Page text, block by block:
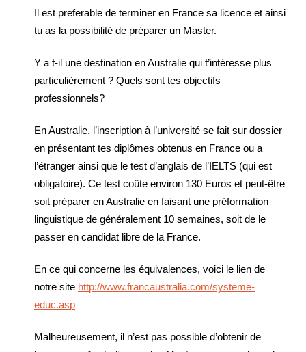
Il est preferable de terminer en France sa licence et ainsi
tu as la possibilité de préparer un Master.
Y a t-il une destination en Australie qui t’intéresse plus
particulièrement ? Quels sont tes objectifs
professionnels?
En Australie, l’inscription à l’université se fait sur dossier
en présentant tes diplômes obtenus en France ou a
l’étranger ainsi que le test d’anglais de l’IELTS (qui est
obligatoire). Ce test coûte environ 130 Euros et peut-être
soit préparer en Australie en faisant une préformation
linguistique de généralement 10 semaines, soit de le
passer en candidat libre de la France.
En ce qui concerne les équivalences, voici le lien de
notre site http://www.francaustralia.com/systeme-
educ.asp
Malheureusement, il n’est pas possible d’obtenir de